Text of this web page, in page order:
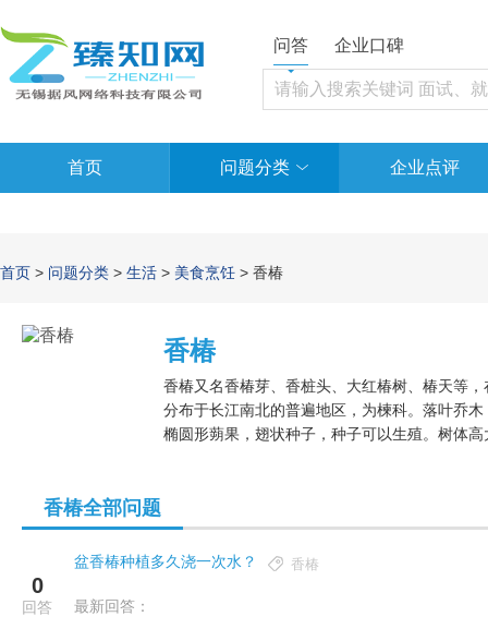
问答 企业口碑
首页 问题分类 企业点评
首页 > 问题分类 > 生活 > 美食烹饪 > 香椿
香椿
香椿又名香椿芽、香桩头、大红椿树、椿天等
分布于长江南北的普遍地区，为楝科。落叶乔
椭圆形蒴果，翅状种子，种子可以生殖。树体
香椿全部问题
0
回答
盆香椿种植多久浇一次水？ 香椿
最新回答：